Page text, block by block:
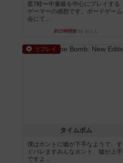
星7軽〜中量級を中心にプレイする
ゲーマーの感想です。ボードゲーム
会にて...
約15時間前by おとん
リプレイ
タイムボム
僕はホントに嘘が下手なようで、す
ぐバレますみんなホント、嘘が上手
ですよ...